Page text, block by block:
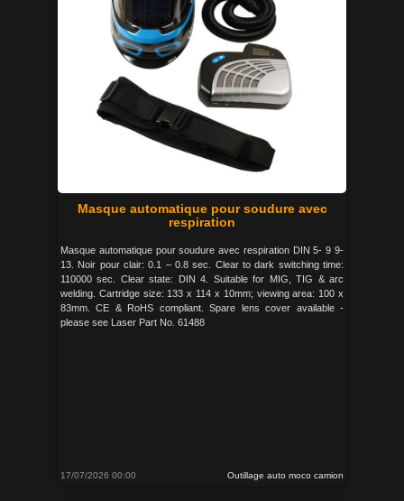
Masque automatique pour soudure avec
respiration
Masque automatique pour soudure avec respiration DIN 5- 9 9-
13. Noir pour clair: 0.1 – 0.8 sec. Clear to dark switching time:
110000 sec. Clear state: DIN 4. Suitable for MIG, TIG & arc
welding. Cartridge size: 133 x 114 x 10mm; viewing area: 100 x
83mm. CE & RoHS compliant. Spare lens cover available -
please see Laser Part No. 61488
17/07/2026 00:00 Outillage auto moco camion